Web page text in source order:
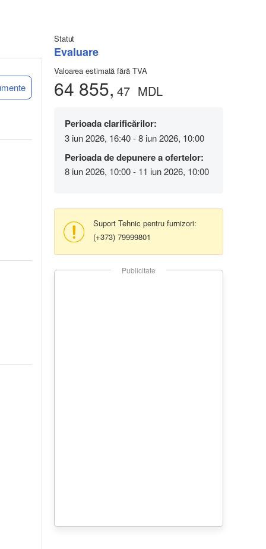
Statut
Evaluare
Valoarea estimată fără TVA
64 855, 47 MDL
Perioada clarificărilor:
3 iun 2026, 16:40 - 8 iun 2026, 10:00
Perioada de depunere a ofertelor:
8 iun 2026, 10:00 - 11 iun 2026, 10:00
Suport Tehnic pentru furnizori:
(+373) 79999801
Publicitate